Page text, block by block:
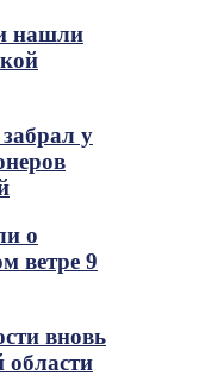
нашли
у
о
ветре 9
вновь
области